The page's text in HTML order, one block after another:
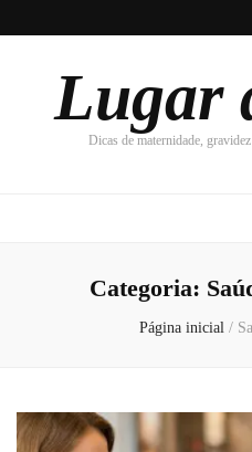
Lugar
Dicas de maternidade,
Categoria:
Página inicial /